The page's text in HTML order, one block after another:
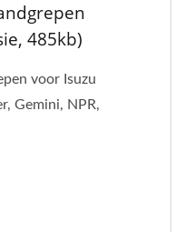
485kb)
voor Isuzu
Gemini, NPR,